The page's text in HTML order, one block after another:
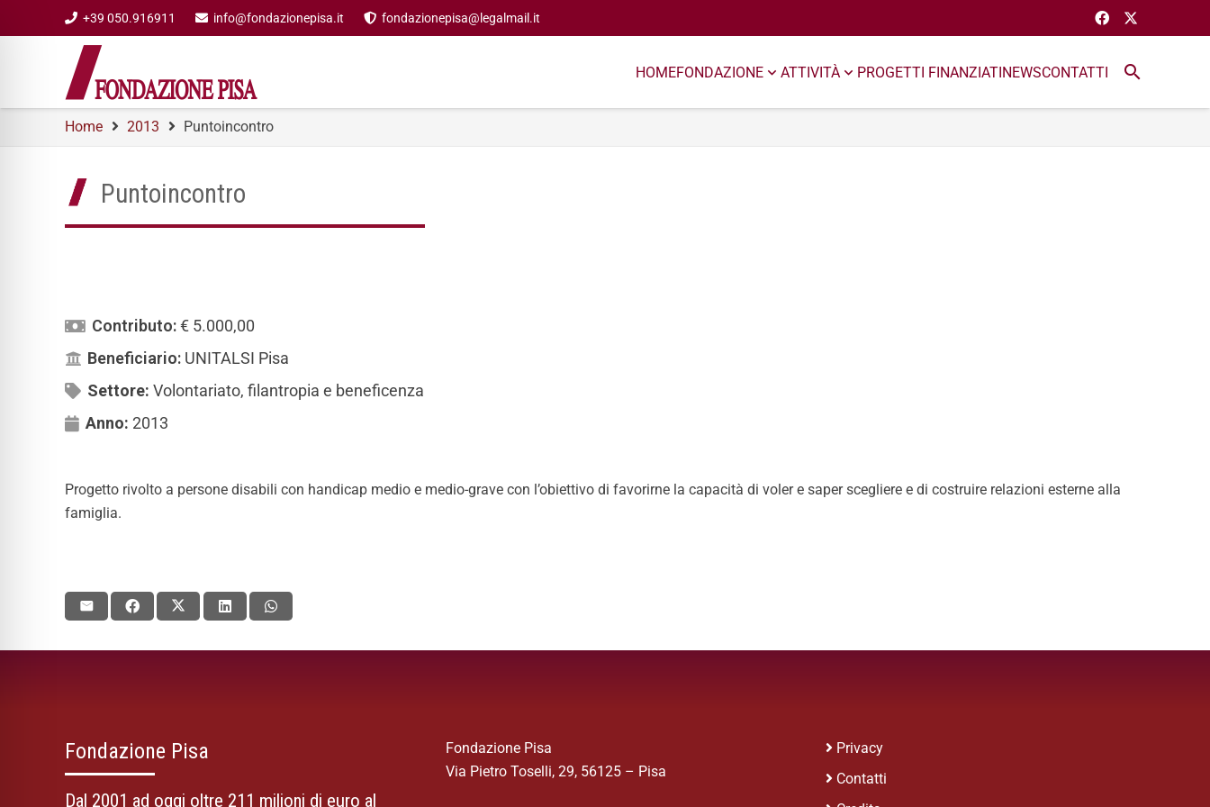
+39 050.916911 info@fondazionepisa.it fondazionepisa@legalmail.it
HOMEFONDAZIONE ATTIVITÀ PROGETTI FINANZIATINEWSCONTATTI search
Home 2013 Puntoincontro
Puntoincontro
Contributo:€ 5.000,00
Beneficiario: UNITALSI Pisa
Settore: Volontariato, filantropia e beneficenza
Anno: 2013
Progetto rivolto a persone disabili con handicap medio e medio-grave con l’obiettivo di favorirne la capacità di voler e saper scegliere e di costruire relazioni esterne alla
famiglia.
Fondazione Pisa
Dal 2001 ad oggi oltre 211 milioni di euro al
Fondazione Pisa
Via Pietro Toselli, 29, 56125 – Pisa
Privacy
Contatti